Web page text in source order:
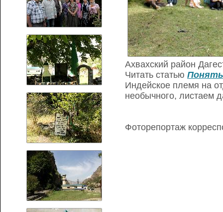
Ахвахский район
Читать статью
Индейское племя на
необычного, листаем
Фоторепортаж